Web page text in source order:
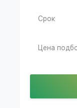
Срок
Цена